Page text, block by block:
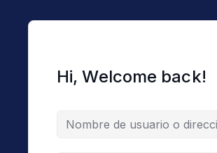
Hi, Welcome back!